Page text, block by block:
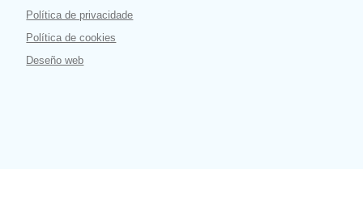
Política de privacidade
Política de cookies
Deseño web